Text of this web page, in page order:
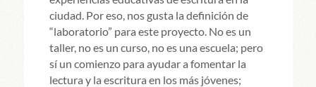
ciudad. Por eso, nos gusta la definición de
“laboratorio” para este proyecto. No es un
taller, no es un curso, no es una escuela; pero
sí un comienzo para ayudar a fomentar la
lectura y la escritura en los más jóvenes;